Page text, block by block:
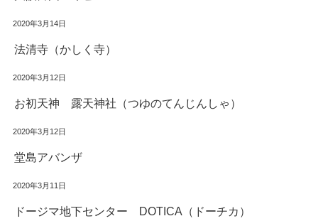
2020年3月14日
法清寺（かしく寺）
2020年3月12日
お初天神 露天神社（つゆのてんじんしゃ）
2020年3月12日
堂島アバンザ
2020年3月11日
ドージマ地下センター DOTICA（ドーチカ）